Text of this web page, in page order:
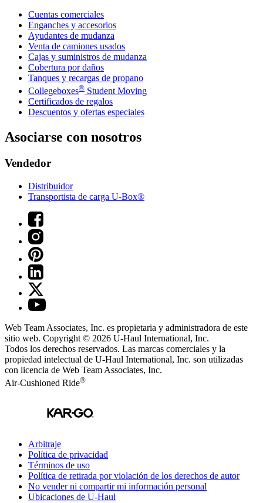
Cuentas comerciales
Enganches y accesorios
Ayudantes de mudanza
Venta de camiones usados
Cajas y suministros de mudanza
Cobertura por daños
Tanques y recargas de propano
Collegeboxes® Student Moving
Certificados de regalos
Descuentos y ofertas especiales
Asociarse con nosotros
Vendedor
Distribuidor
Transportista de carga U-Box®
Web Team Associates, Inc. es propietaria y administradora de este
sitio web. Copyright © 2026 U-Haul International, Inc.
Todos los derechos reservados. Las marcas comerciales y la
propiedad intelectual de U-Haul International, Inc. son utilizadas
con licencia de Web Team Associates, Inc.
Air-Cushioned Ride®
Arbitraje
Política de privacidad
Términos de uso
Política de retirada por violación de los derechos de autor
No vender ni compartir mi información personal
Ubicaciones de U-Haul